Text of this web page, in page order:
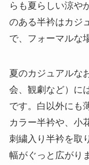
らも夏らしい涼や
のある半衿はカジ
で、フォーマルな
夏のカジュアルな
会、観劇など）に
です。白以外にも
カラー半衿や、小
刺繍入り半衿を取
幅がぐっと広がり